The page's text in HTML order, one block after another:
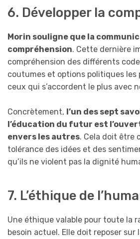
6. Développer la
Morin souligne que la
compréhension. Cette dernière
compréhension des différents
coutumes et options politiques les
ceux qui s’accordent le plus avec
Concrètement, l’un des sept
l’éducation du futur est
envers les autres. Cela doit être
tolérance des idées et des
qu’ils ne violent pas la dignité
7. L’éthique de
Une éthique valable pour toute la
besoin actuel. Elle doit reposer sur